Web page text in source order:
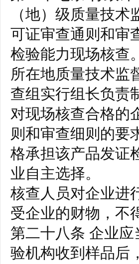
（地）级质量技
可证审查通则和审
检验能力现场核查
所在地质量技术监
查组实行组长负责
对现场核查合格的
则和审查细则的要
格承担该产品发证
业自主选择。
核查人员对企业进
受企业的财物，不
第二十八条 企业
验机构收到样品后